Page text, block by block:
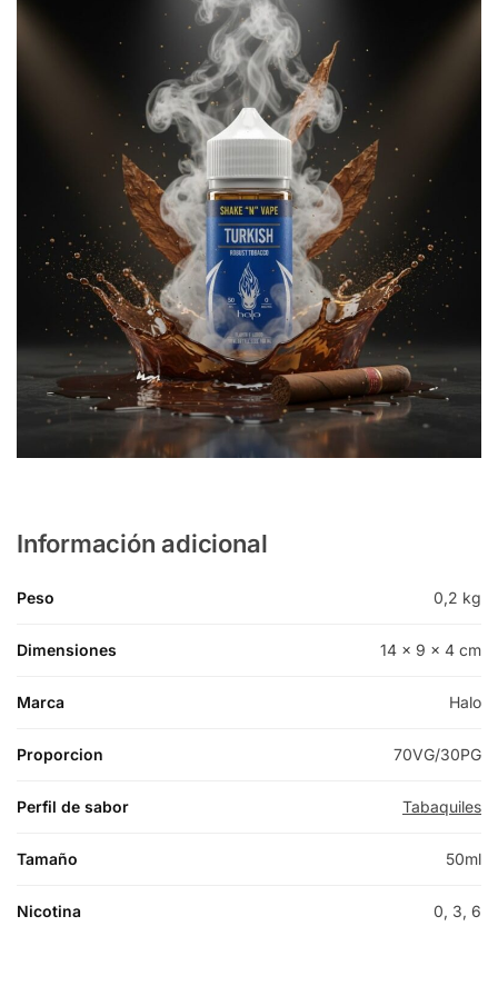
Información adicional
Peso 0,2 kg
Dimensiones 14 × 9 × 4 cm
Marca Halo
Proporcion 70VG/30PG
Perfil de sabor Tabaquiles
Tamaño 50ml
Nicotina 0, 3, 6